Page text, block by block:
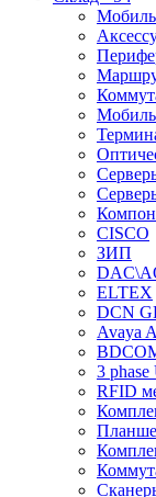
CISCO
ЗИП
ELTEX
DCN
Avaya
3 phase
RFID